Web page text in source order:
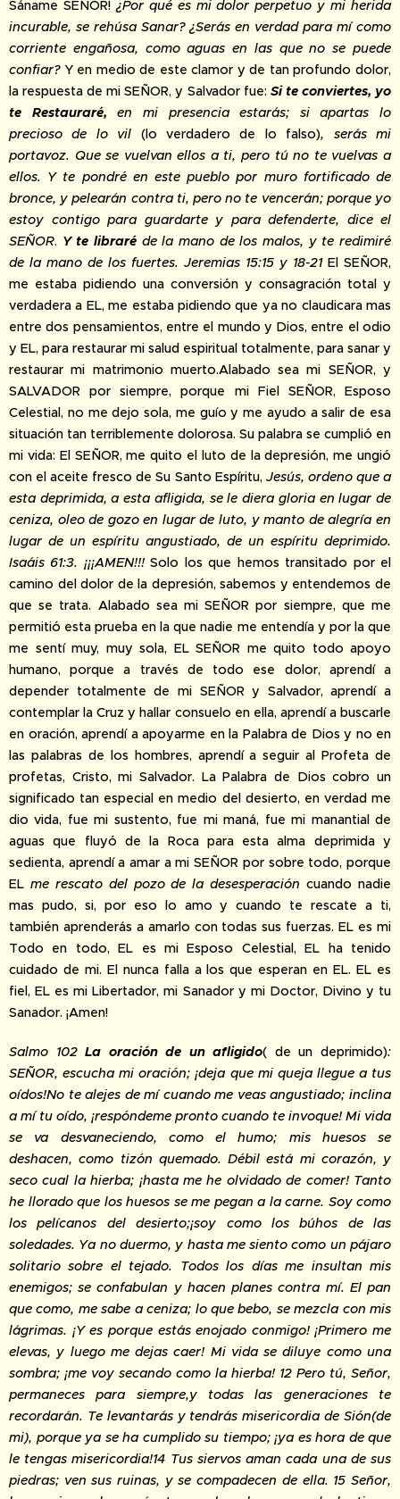
Sáname SEÑOR! ¿Por qué es mi dolor perpetuo y mi herida
incurable, se rehúsa Sanar? ¿Serás en verdad para mí como
corriente engañosa, como aguas en las que no se puede
confiar?Y en medio de este clamor y de tan profundo dolor,
la respuesta de mi SEÑOR, y Salvador fue: Si te conviertes, yo
te Restauraré, en mi presencia estarás; si apartas lo
precioso de lo vil (lo verdadero de lo falso), serás mi
portavoz. Que se vuelvan ellos a ti, pero tú no te vuelvas a
ellos. Y te pondré en este pueblo por muro fortificado de
bronce, y pelearán contra ti, pero no te vencerán; porque yo
estoy contigo para guardarte y para defenderte, dice el
SEÑOR. Y te libraré de la mano de los malos, y te redimiré
de la mano de los fuertes. Jeremias 15:15 y 18-21El SEÑOR,
me estaba pidiendo una conversión y consagración total y
verdadera a EL, me estaba pidiendo que ya no claudicara mas
entre dos pensamientos, entre el mundo y Dios, entre el odio
y EL, para restaurar mi salud espiritual totalmente, para sanar y
restaurar mi matrimonio muerto.Alabado sea mi SEÑOR, y
SALVADOR por siempre, porque mi Fiel SEÑOR, Esposo
Celestial, no me dejo sola, me guío y me ayudo a salir de esa
situación tan terriblemente dolorosa. Su palabra se cumplió en
mi vida: El SEÑOR, me quito el luto de la depresión, me ungió
con el aceite fresco de Su Santo Espíritu, Jesús, ordeno que a
esta deprimida, a esta afligida, se le diera gloria en lugar de
ceniza, oleo de gozo en lugar de luto, y manto de alegría en
lugar de un espíritu angustiado, de un espíritu deprimido.
Isaáis 61:3. ¡¡¡AMEN!!!Solo los que hemos transitado por el
camino del dolor de la depresión, sabemos y entendemos de
que se trata. Alabado sea mi SEÑOR por siempre, que me
permitió esta prueba en la que nadie me entendía y por la que
me sentí muy, muy sola, EL SEÑOR me quito todo apoyo
humano, porque a través de todo ese dolor, aprendí a
depender totalmente de mi SEÑOR y Salvador, aprendí a
contemplar la Cruz y hallar consuelo en ella, aprendí a buscarle
en oración, aprendí a apoyarme en la Palabra de Dios y no en
las palabras de los hombres, aprendí a seguir al Profeta de
profetas, Cristo, mi Salvador. La Palabra de Dios cobro un
significado tan especial en medio del desierto, en verdad me
dio vida, fue mi sustento, fue mi maná, fue mi manantial de
aguas que fluyó de la Roca para esta alma deprimida y
sedienta, aprendí a amar a mi SEÑOR por sobre todo, porque
EL me rescato del pozo de la desesperación cuando nadie
mas pudo, si, por eso lo amo y cuando te rescate a ti,
también aprenderás a amarlo con todas sus fuerzas. EL es mi
Todo en todo, EL es mi Esposo Celestial, EL ha tenido
cuidado de mi. El nunca falla a los que esperan en EL. EL es
fiel, EL es mi Libertador, mi Sanador y mi Doctor, Divino y tu
Sanador. ¡Amen!
Salmo 102La oración de un afligido( de un deprimido):
SEÑOR, escucha mi oración; ¡deja que mi queja llegue a tus
oídos!No te alejes de mí cuando me veas angustiado; inclina
a mí tu oído, ¡respóndeme pronto cuando te invoque! Mi vida
se va desvaneciendo, como el humo; mis huesos se
deshacen, como tizón quemado. Débil está mi corazón, y
seco cual la hierba; ¡hasta me he olvidado de comer! Tanto
he llorado que los huesos se me pegan a la carne. Soy como
los pelícanos del desierto;¡soy como los búhos de las
soledades. Ya no duermo, y hasta me siento como un pájaro
solitario sobre el tejado. Todos los días me insultan mis
enemigos; se confabulan y hacen planes contra mí. El pan
que como, me sabe a ceniza; lo que bebo, se mezcla con mis
lágrimas. ¡Y es porque estás enojado conmigo! ¡Primero me
elevas, y luego me dejas caer! Mi vida se diluye como una
sombra; ¡me voy secando como la hierba! 12 Pero tú, Señor,
permaneces para siempre,y todas las generaciones te
recordarán. Te levantarás y tendrás misericordia de Sión(de
mi), porque ya se ha cumplido su tiempo; ¡ya es hora de que
le tengas misericordia!14 Tus siervos aman cada una de sus
piedras; ven sus ruinas, y se compadecen de ella. 15 Señor,